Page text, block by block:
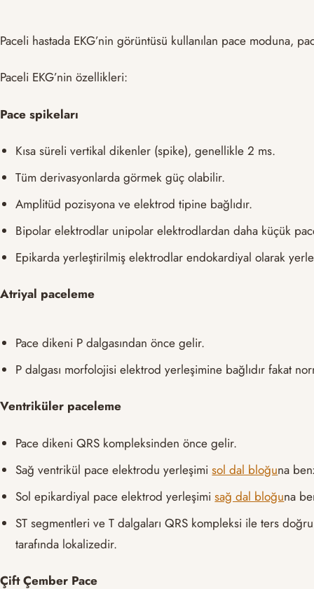
Paceli hastada EKG’nin görüntüsü kullanılan pace moduna,
Paceli EKG’nin özellikleri:
Pace spikeları
Kısa süreli vertikal dikenler (spike), genellikle 2 ms.
Tüm derivasyonlarda görmek güç olabilir.
Amplitüd pozisyona ve elektrod tipine bağlıdır.
Bipolar elektrodlar unipolar elektrodlardan daha küçük
Epikarda yerleştirilmiş elektrodlar endokardiyal olarak
Atriyal paceleme
Pace dikeni P dalgasından önce gelir.
P dalgası morfolojisi elektrod yerleşimine bağlıdır fakat
Ventriküler paceleme
Pace dikeni QRS kompleksinden önce gelir.
Sağ ventrikül pace elektrodu yerleşimisol dal bloğuna
Sol epikardiyal pace elektrod yerleşimisağ dal bloğuna
ST segmentleri ve T dalgaları QRS kompleksi ile ters
tarafında lokalizedir.
Çift Çember Pace